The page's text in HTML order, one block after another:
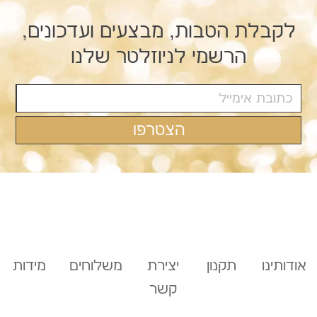
349.00 ₪.
199.00 ₪.
לקבלת הטבות, מבצעים ועדכונים,
הרשמי לניוזלטר שלנו
אודותינו תקנון
יצירת
קשר
משלוחים מידות